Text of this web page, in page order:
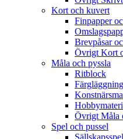
Kort och kuvert
Finpapper
Brevpåsar
Övrigt Kort
Måla och pyssla
Ritblock
Färgläggning
Övrigt Måla
Spel och pussel